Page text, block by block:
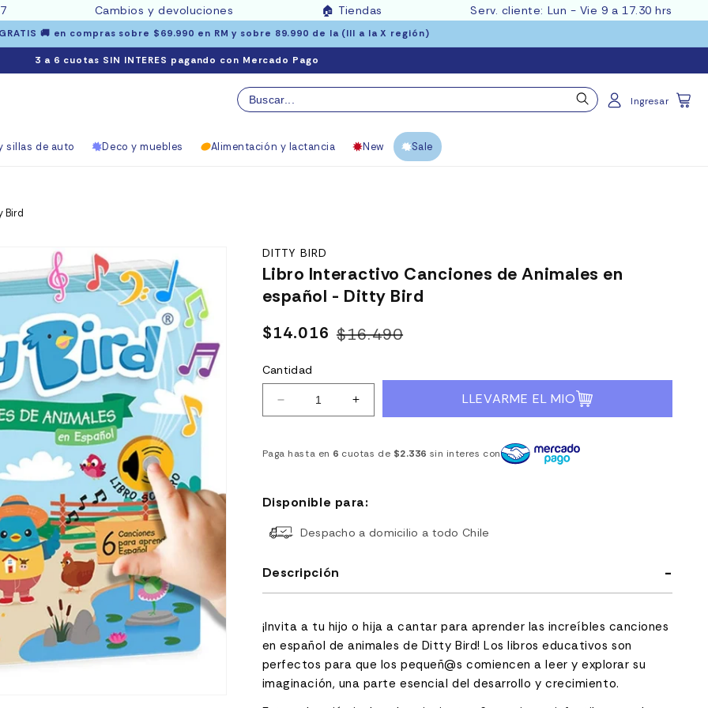
Cambios y devoluciones 🏠 Tiendas Serv. cliente: Lun - Vie 9 a 17.30 hrs
GRATIS 🚚 en compras sobre $69.990 en RM y sobre 89.990 de la (III a la X región)
3 a 6 cuotas SIN INTERES pagando con Mercado Pago
sillas de auto Deco y muebles Alimentación y lactancia New Sale
Ingresar
Carrito
Bird
DITTY BIRD
Libro Interactivo Canciones de Animales en
español - Ditty Bird
$16.490
oferta
$14.016
Cantidad
Reducir
cantidad
Libro
Animales
en
español
Ditty
Aumentar
cantidad
Libro
Animales
español
LLEVARME EL MIO
Paga hasta en 6 cuotas de $2.336 sin interes con
Disponible para:
Despacho a domicilio a todo Chile
Descripción
¡Invita a tu hijo o hija a cantar para aprender las increíbles canciones
en español de animales de Ditty Bird!Los libros educativos son
perfectos para que los pequeñ@s comiencen a leer y explorar su
imaginación, una parte esencial del desarrollo y crecimiento.